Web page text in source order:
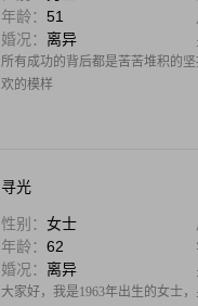
年龄： 51
婚况： 离异
所有成功的背后都是苦苦堆积的
欢的模样
寻光
性别： 女士
年龄： 62
婚况： 离异
大家好，我是1963年出生的女士